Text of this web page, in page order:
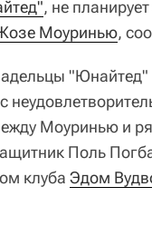
, не
Моуринью,
"Юнайтед"
Моуринью и
Поль
клуба Эдом